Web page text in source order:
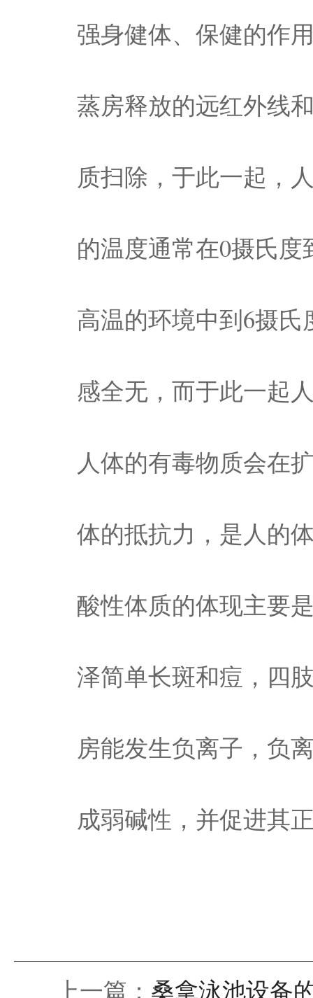
强身健体、保健的作
蒸房释放的远红外线
质扫除，于此一起，
的温度通常在0摄氏
高温的环境中到6摄
感全无，而于此一起
人体的有毒物质会在
体的抵抗力，是人的
酸性体质的体现主要
泽简单长斑和痘，四
房能发生负离子，负
成弱碱性，并促进其
上一篇： 桑拿泳池设备